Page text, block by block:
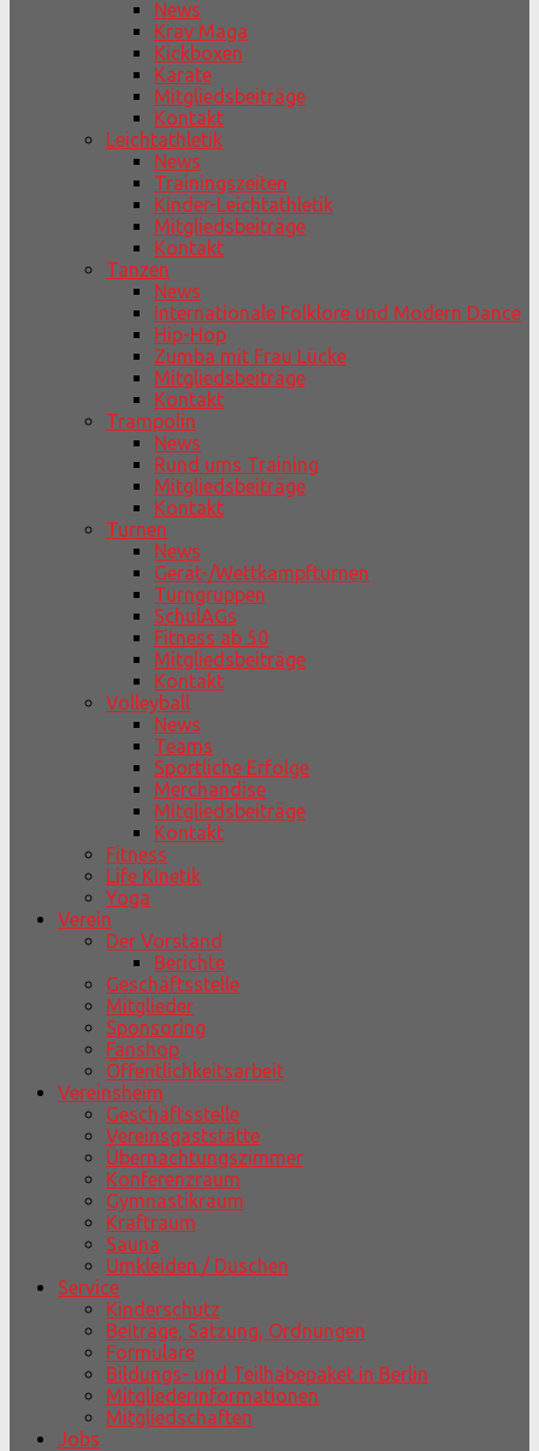
News
Krav Maga
Kickboxen
Karate
Mitgliedsbeiträge
Kontakt
Leichtathletik
News
Trainingszeiten
Kinder-Leichtathletik
Mitgliedsbeiträge
Kontakt
Tanzen
News
Internationale Folklore und Modern Dance
Hip-Hop
Zumba mit Frau Lücke
Mitgliedsbeiträge
Kontakt
Trampolin
News
Rund ums Training
Mitgliedsbeiträge
Kontakt
Turnen
News
Gerät-/Wettkampfturnen
Turngruppen
SchulAGs
Fitness ab 50
Mitgliedsbeiträge
Kontakt
Volleyball
News
Teams
Sportliche Erfolge
Merchandise
Mitgliedsbeiträge
Kontakt
Fitness
Life Kinetik
Yoga
Verein
Der Vorstand
Berichte
Geschäftsstelle
Mitglieder
Sponsoring
Fanshop
Öffentlichkeitsarbeit
Vereinsheim
Geschäftsstelle
Vereinsgaststätte
Übernachtungszimmer
Konferenzraum
Gymnastikraum
Kraftraum
Sauna
Umkleiden / Duschen
Service
Kinderschutz
Beiträge, Satzung, Ordnungen
Formulare
Bildungs- und Teilhabepaket in Berlin
Mitgliederinformationen
Mitgliedschaften
Jobs